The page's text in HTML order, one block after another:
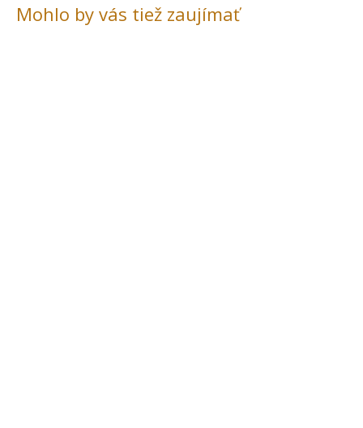
Mohlo by vás tiež zaujímať